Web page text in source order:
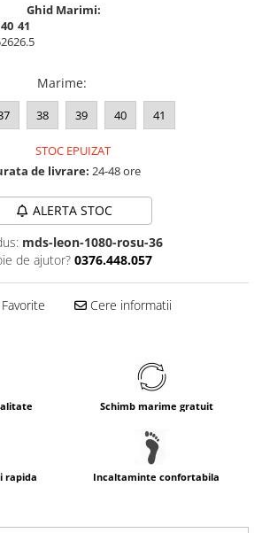
Ghid Marimi:
40 41
2626.5
Marime:
38 39 40 41
STOC EPUIZAT
de livrare: 24-48 ore
ALERTA STOC
mds-leon-1080-rosu-36
de ajutor? 0376.448.057
Cere informatii
Schimb marime gratuit
rapida Incaltaminte confortabila